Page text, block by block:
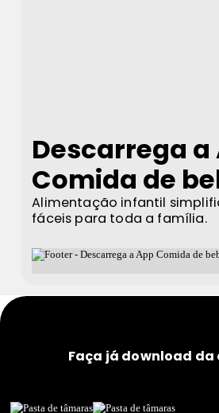
Descarrega a
Comida de
Alimentação infantil
fáceis para toda a família.
Faça já download da